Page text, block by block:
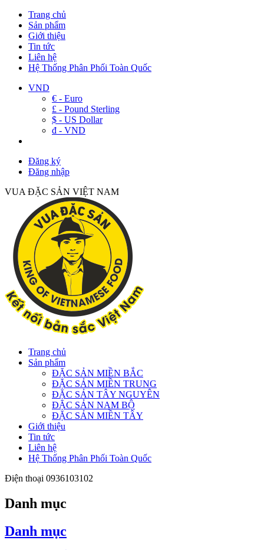
Trang chủ
Sản phẩm
Giới thiệu
Tin tức
Liên hệ
Hệ Thống Phân Phối Toàn Quốc
VND
€ - Euro
£ - Pound Sterling
$ - US Dollar
đ - VND
Đăng ký
Đăng nhập
VUA ĐẶC SẢN VIỆT NAM
Trang chủ
Sản phẩm
ĐẶC SẢN MIỀN BẮC
ĐẶC SẢN MIỀN TRUNG
ĐẶC SẢN TÂY NGUYÊN
ĐẶC SẢN NAM BỘ
ĐẶC SẢN MIỀN TÂY
Giới thiệu
Tin tức
Liên hệ
Hệ Thống Phân Phối Toàn Quốc
Điện thoại 0936103102
Danh mục
Danh mục